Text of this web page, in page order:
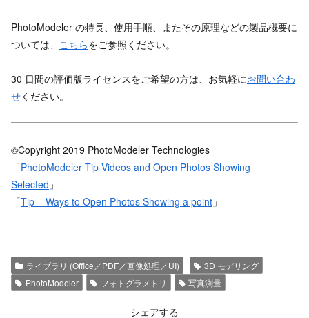
PhotoModeler の特長、使用手順、またその原理などの製品概要に
ついては、 こちらをご参照ください。
30 日間の評価版ライセンスをご希望の方は、お気軽にお問い合わ
せください。
©Copyright 2019 PhotoModeler Technologies
「PhotoModeler Tip Videos and Open Photos Showing
Selected 」
「Tip – Ways to Open Photos Showing a point 」
ライブラリ (Office／PDF／画像処理／UI)
3D モデリング
PhotoModeler
フォトグラメトリ 写真測量
シェアする